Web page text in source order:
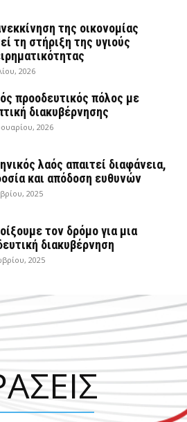
της οικονομίας
τη στήριξη της υγιούς
2026
προοδευτικός πόλος με
διακυβέρνησης
2026
λαός απαιτεί διαφάνεια,
και απόδοση ευθυνών
2025
τον δρόμο για μια
διακυβέρνηση
2025